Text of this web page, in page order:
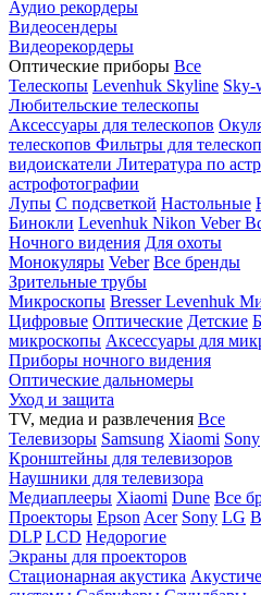
Аудио рекордеры
Видеосендеры
Видеорекордеры
Оптические приборы Все
Телескопы Levenhuk Skyline Sky-
Любительские телескопы
Аксессуары для телескопов
телескопов Фильтры для
видоискатели Литература по
астрофотографии
Лупы С подсветкой Настольные
Бинокли Levenhuk Nikon Veber
Ночного видения Для охоты
Монокуляры Veber Все бренды
Зрительные трубы
Микроскопы BresserLevenhuk
Цифровые Оптические Детские
микроскопы Аксессуары для
Приборы ночного видения
Оптические дальномеры
Уход и защита
TV, медиа и развлечения Все
Телевизоры Samsung Xiaomi Sony
Кронштейны для телевизоров
Наушники для телевизора
Медиаплееры Xiaomi Dune Все
Проекторы Epson Acer Sony LG
DLP LCD Недорогие
Экраны для проекторов
Стационарная акустика